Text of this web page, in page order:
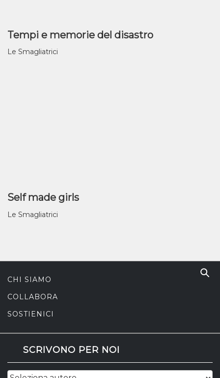
Tempi e memorie del disastro
Le Smagliatrici
Self made girls
Le Smagliatrici
CHI SIAMO
COLLABORA
SOSTIENICI
SCRIVONO PER NOI